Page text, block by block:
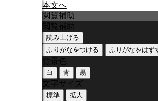
本文へ
閲覧補助
閲覧補助
読み上げる
ふりがなをつける
ふりがなをはず
背景色
白 青 黒
文字サイズ
標準 拡大